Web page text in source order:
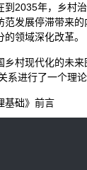
到2035年，乡村
范发展停滞带来
领域深化改革。
村现代化的未来
系进行了一个理论
础》前言